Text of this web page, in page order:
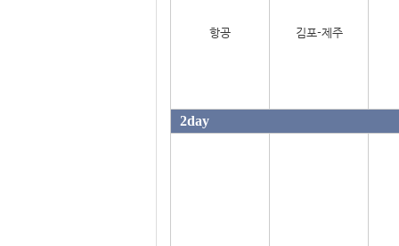
항공 김포-제주
2day